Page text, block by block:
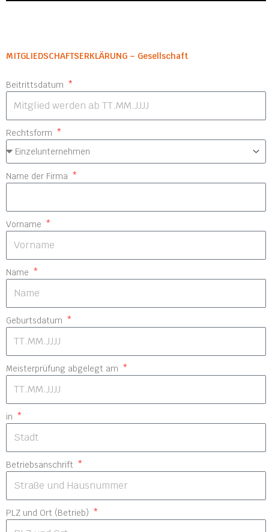
MITGLIEDSCHAFTSERKLÄRUNG – Gesellschaft
Beitrittsdatum
Rechtsform
Name der Firma
Vorname
Name
Geburtsdatum
Meisterprüfung abgelegt am
in
Betriebsanschrift
PLZ und Ort (Betrieb)